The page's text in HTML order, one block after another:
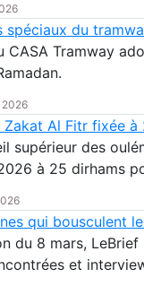
spéciaux du
CASA Tramway
2026
Zakat Al Fitr fixée à
supérieur des
à 25 dirhams
qui bousculent
du 8 mars,
et